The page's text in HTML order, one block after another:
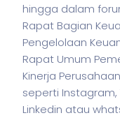
hingga dalam
Rapat Bagian
Pengelolaan
Rapat Umum
Kinerja
seperti Instagram,
Linkedin atau